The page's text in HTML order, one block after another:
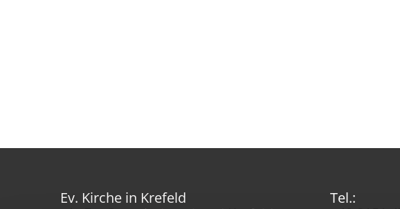
Ev. Kirche in Krefeld
Tel.: